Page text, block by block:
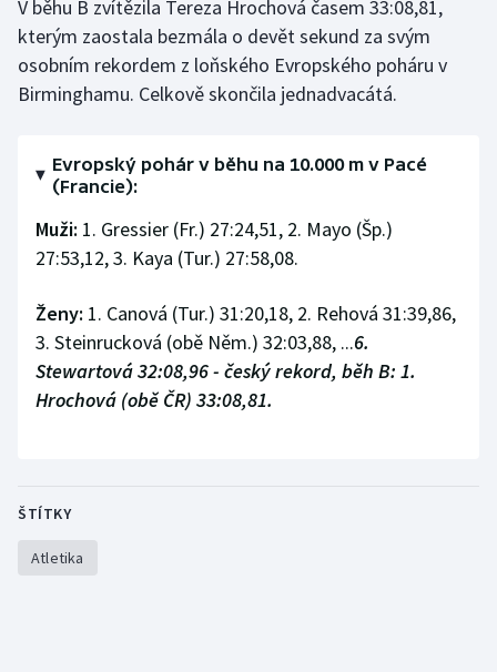
Triatlon
Veslování
Volejbal
Ostatní
V běhu B zvítězila Tereza Hrochová časem 33:08,81,
kterým zaostala bezmála o devět sekund za svým
osobním rekordem z loňského Evropského poháru v
Birminghamu. Celkově skončila jednadvacátá.
Evropský pohár v běhu na 10.000 m v Pacé
(Francie):
Muži: 1. Gressier (Fr.) 27:24,51, 2. Mayo (Šp.)
27:53,12, 3. Kaya (Tur.) 27:58,08.
Ženy: 1. Canová (Tur.) 31:20,18, 2. Rehová 31:39,86,
3. Steinrucková (obě Něm.) 32:03,88, ...6.
Stewartová 32:08,96 - český rekord, běh B: 1.
Hrochová (obě ČR) 33:08,81.
ŠTÍTKY
Atletika